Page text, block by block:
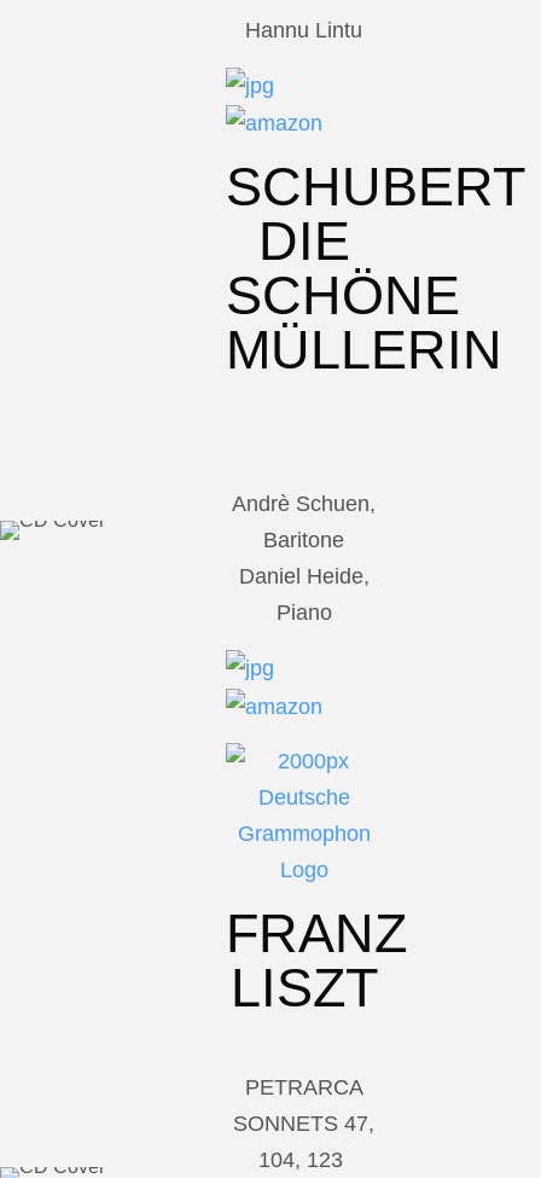
Hannu Lintu
SCHUBERT
DIE
SCHÖNE
MÜLLERIN
Andrè Schuen,
Baritone
Daniel Heide,
Piano
FRANZ
LISZT
PETRARCA
SONNETS 47,
104, 123